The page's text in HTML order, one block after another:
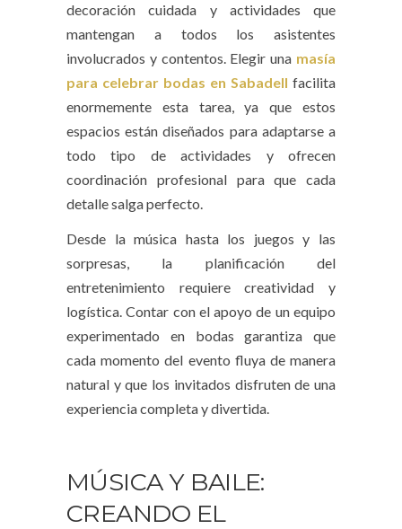
decoración cuidada y actividades que
mantengan a todos los asistentes
involucrados y contentos. Elegir una masía
para celebrar bodas en Sabadell facilita
enormemente esta tarea, ya que estos
espacios están diseñados para adaptarse a
todo tipo de actividades y ofrecen
coordinación profesional para que cada
detalle salga perfecto.
Desde la música hasta los juegos y las
sorpresas, la planificación del
entretenimiento requiere creatividad y
logística. Contar con el apoyo de un equipo
experimentado en bodas garantiza que
cada momento del evento fluya de manera
natural y que los invitados disfruten de una
experiencia completa y divertida.
MÚSICA Y BAILE:
CREANDO EL